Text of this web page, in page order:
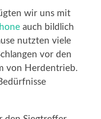
wir uns mit
auch bildlich
nutzten viele
vor den
von Herdentrieb.